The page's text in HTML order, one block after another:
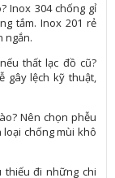
Inox 304 chống gỉ
tắm. Inox 201 rẻ
ngắn.
thất lạc đồ cũ?
gây lệch kỹ thuật,
Nên chọn phễu
chống mùi khô
thiếu đi những chi